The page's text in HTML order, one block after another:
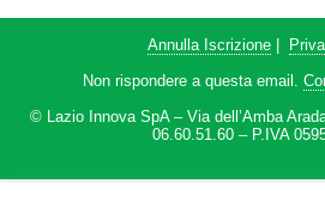
Annulla Iscrizione
Non rispondere a questa email.
© Lazio Innova SpA – Via dell’Amba
06.60.51.60 – P.IVA